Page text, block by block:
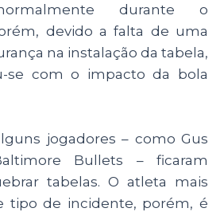
durante o
devido a falta de uma
na instalação da tabela,
se com o impacto da bola
jogadores – como Gus
Bullets – ficaram
tabelas. O atleta mais
tipo de incidente, porém, é